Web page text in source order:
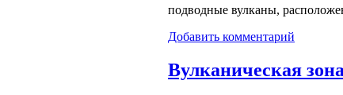
подводные вулканы,
Добавить комментарий
Вулканическая